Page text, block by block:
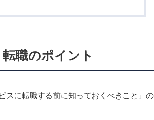
職のポイント
スに転職する前に知っておくべきこと」の